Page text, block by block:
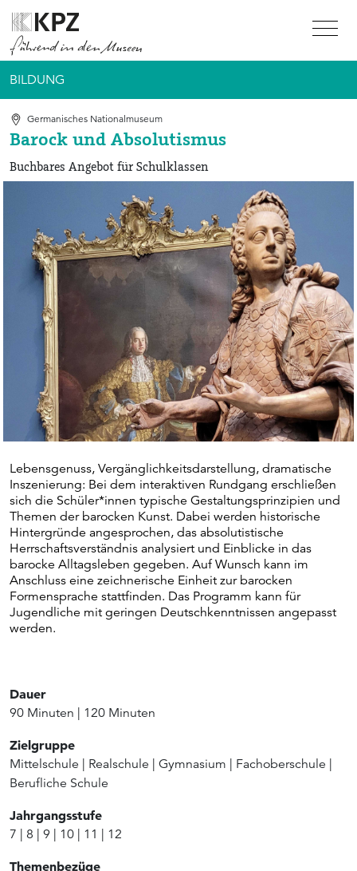
Zur Service Navigation
Zur Hauptnavigation
Zum Inhalt
BILDUNG
Germanisches Nationalmuseum
Barock und Absolutismus
Buchbares Angebot für Schulklassen
Lebensgenuss, Vergänglichkeitsdarstellung, dramatische
Inszenierung: Bei dem interaktiven Rundgang erschließen
sich die Schüler*innen typische Gestaltungsprinzipien und
Themen der barocken Kunst. Dabei werden historische
Hintergründe angesprochen, das absolutistische
Herrschaftsverständnis analysiert und Einblicke in das
barocke Alltagsleben gegeben. Auf Wunsch kann im
Anschluss eine zeichnerische Einheit zur barocken
Formensprache stattfinden. Das Programm kann für
Jugendliche mit geringen Deutschkenntnissen angepasst
werden.
Dauer
90 Minuten | 120 Minuten
Zielgruppe
Mittelschule | Realschule | Gymnasium | Fachoberschule |
Berufliche Schule
Jahrgangsstufe
7 | 8 | 9 | 10 | 11 | 12
Themenbezüge